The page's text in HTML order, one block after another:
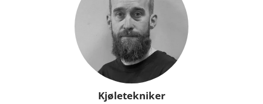
Kjøletekniker